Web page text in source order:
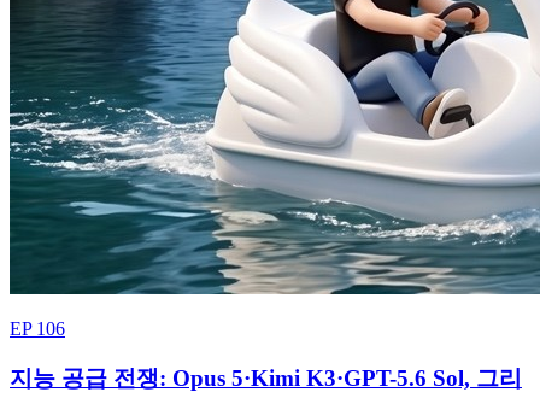
EP 106
지능 공급 전쟁: Opus 5·Kimi K3·GPT-5.6 Sol, 그리